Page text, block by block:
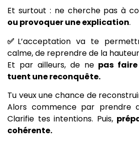
Et surtout : ne cherche pas à
ou provoquer une explication.
✅ L’acceptation va te
calme, de reprendre de la
Et par ailleurs, de ne pas
tuent une reconquête.
Tu veux une chance de
Alors commence par prendre
Clarifie tes intentions. Puis,
cohérente.